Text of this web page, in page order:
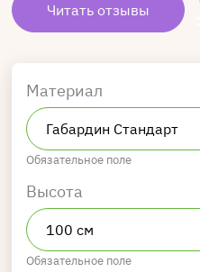
Читать отзывы
Материал
Обязательное поле
Высота
Обязательное поле